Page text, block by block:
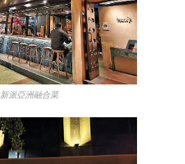
新派亞洲融合菜